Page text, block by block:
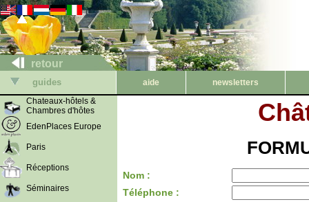
retour
guides aide
newsletters
Chateaux-hôtels &
Chambres d'hôtes
EdenPlaces Europe
Paris
Réceptions
Séminaires
Nom :
Téléphone :